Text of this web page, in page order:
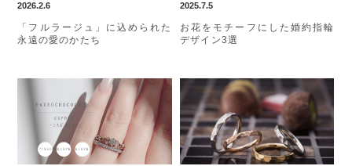
2026.2.6
「フルラージュ」に込められた
永遠の愛のかたち
2025.7.5
お花をモチーフにした婚約指輪
デザイン3選